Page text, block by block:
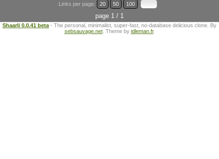
Links per page: 20 50 100
page 1 / 1
Shaarli 0.0.41 beta - The personal, minimalist, super-fast, no-database delicious clone. By
sebsauvage.net. Theme by idleman.fr.